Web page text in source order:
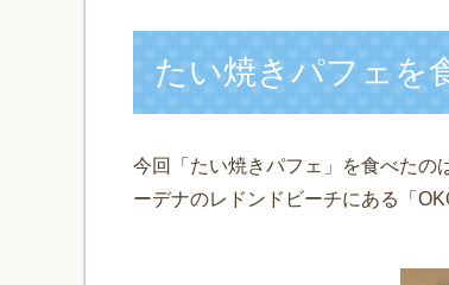
たい焼きパフェを
今回「たい焼きパフェ」を食べたの
ーデナのレドンドビーチにある「